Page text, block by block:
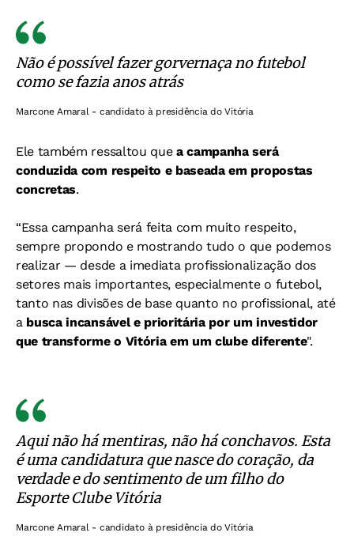
Não é possível fazer gorvernaça no futebol
como se fazia anos atrás
Marcone Amaral - candidato à presidência do Vitória
Ele também ressaltou quea campanha será
conduzida com respeito e baseada em propostas
concretas.
“Essa campanha será feita com muito respeito,
sempre propondo e mostrando tudo o que podemos
realizar — desde a imediata profissionalização dos
setores mais importantes, especialmente o futebol,
tanto nas divisões de base quanto no profissional, até
a busca incansável e prioritária por um investidor
que transforme o Vitória em um clube diferente".
Aqui não há mentiras, não há conchavos. Esta
é uma candidatura que nasce do coração, da
verdade e do sentimento de um filho do
Esporte Clube Vitória
Marcone Amaral - candidato à presidência do Vitória